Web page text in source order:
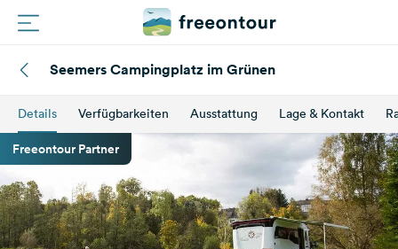
Plätze
Partner
Seemers Campingplatz im Grünen
Details Verfügbarkeiten Ausstattung Lage & Kontakt
Freeontour Partner